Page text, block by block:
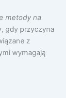
metody na
gdy przyczyna
z
wymagają